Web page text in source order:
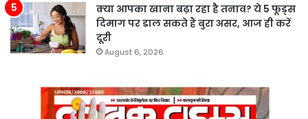
क्या आपका खाना बढ़ा रहा है तनाव? ये 5 फूड्स
दिमाग पर डाल सकते हैं बुरा असर, आज ही करें
दूरी
August 6, 2026